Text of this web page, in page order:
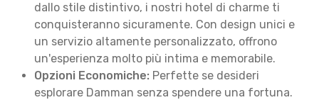
dallo stile distintivo, i nostri hotel di charme ti
conquisteranno sicuramente. Con design unici e
un servizio altamente personalizzato, offrono
un'esperienza molto più intima e memorabile.
Opzioni Economiche: Perfette se desideri
esplorare Damman senza spendere una fortuna.